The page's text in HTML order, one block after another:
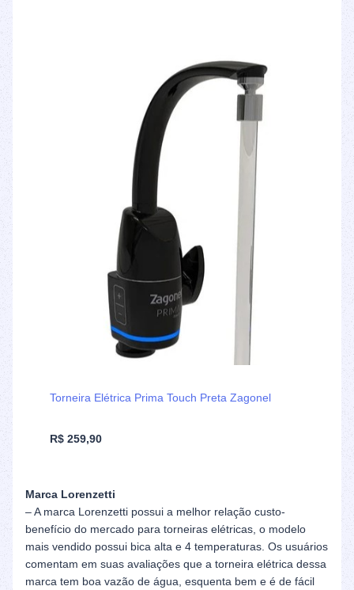
Torneira Elétrica Prima Touch Preta Zagonel
R$ 259,90
Marca Lorenzetti
– A marca Lorenzetti possui a melhor relação custo-
benefício do mercado para torneiras elétricas, o modelo
mais vendido possui bica alta e 4 temperaturas. Os usuários
comentam em suas avaliações que a torneira elétrica dessa
marca tem boa vazão de água, esquenta bem e é de fácil